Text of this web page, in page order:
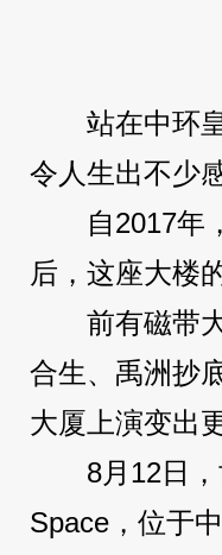
站在中环
令人生出不少
自2017年
后，这座大楼
前有磁带
合生、禹洲抄
大厦上演变出
8月12日
Space，位于